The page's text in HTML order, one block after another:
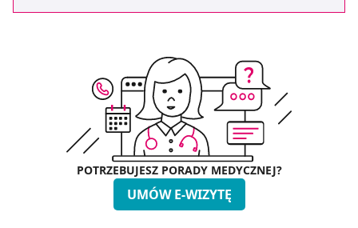
POTRZEBUJESZ PORADY MEDYCZNEJ?
UMÓW E-WIZYTĘ